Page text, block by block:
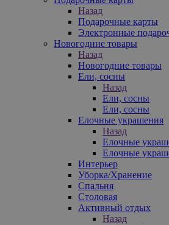
Назад
Подарочные карты
Электронные
Новогодние товары
Назад
Новогодние товары
Ели, сосны
Назад
Ели, сосны
Ели, сосны
Елочные украшения
Назад
Елочные
Елочные
Интерьер
Уборка/Хранение
Спальня
Столовая
Активный отдых
Назад